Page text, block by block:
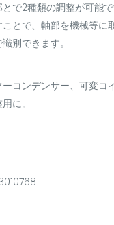
で2種類の調整が可能で
とで、軸部を機械等に
別できます。
コンデンサー、可変コ
に。